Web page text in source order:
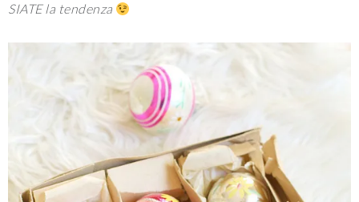
SIATE la tendenza